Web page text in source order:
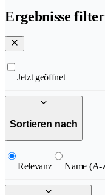
Ergebnisse
Jetzt geöffnet
Sortieren nach
Relevanz Name (A-